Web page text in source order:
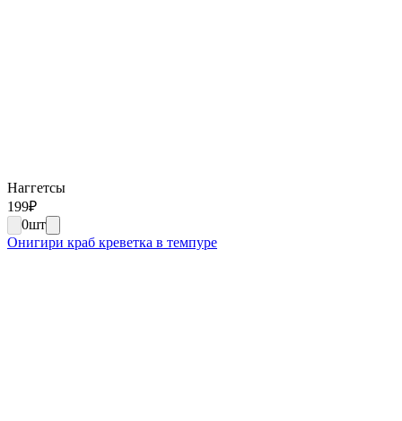
Наггетсы
199₽
0шт
Онигири краб креветка в темпуре